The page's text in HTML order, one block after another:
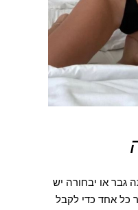
גבר או יבחורה יש
כל אחד כדי לקבל